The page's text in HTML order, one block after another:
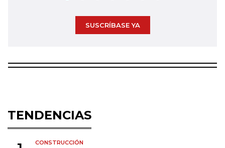
SUSCRÍBASE YA
TENDENCIAS
CONSTRUCCIÓN